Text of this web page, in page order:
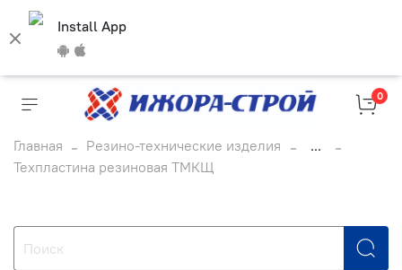
Install App
0
Главная Резино-технические изделия
...
Техпластина резиновая ТМКЩ